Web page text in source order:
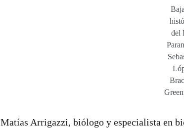
del
Matías Arrigazzi, biólogo y especialista en